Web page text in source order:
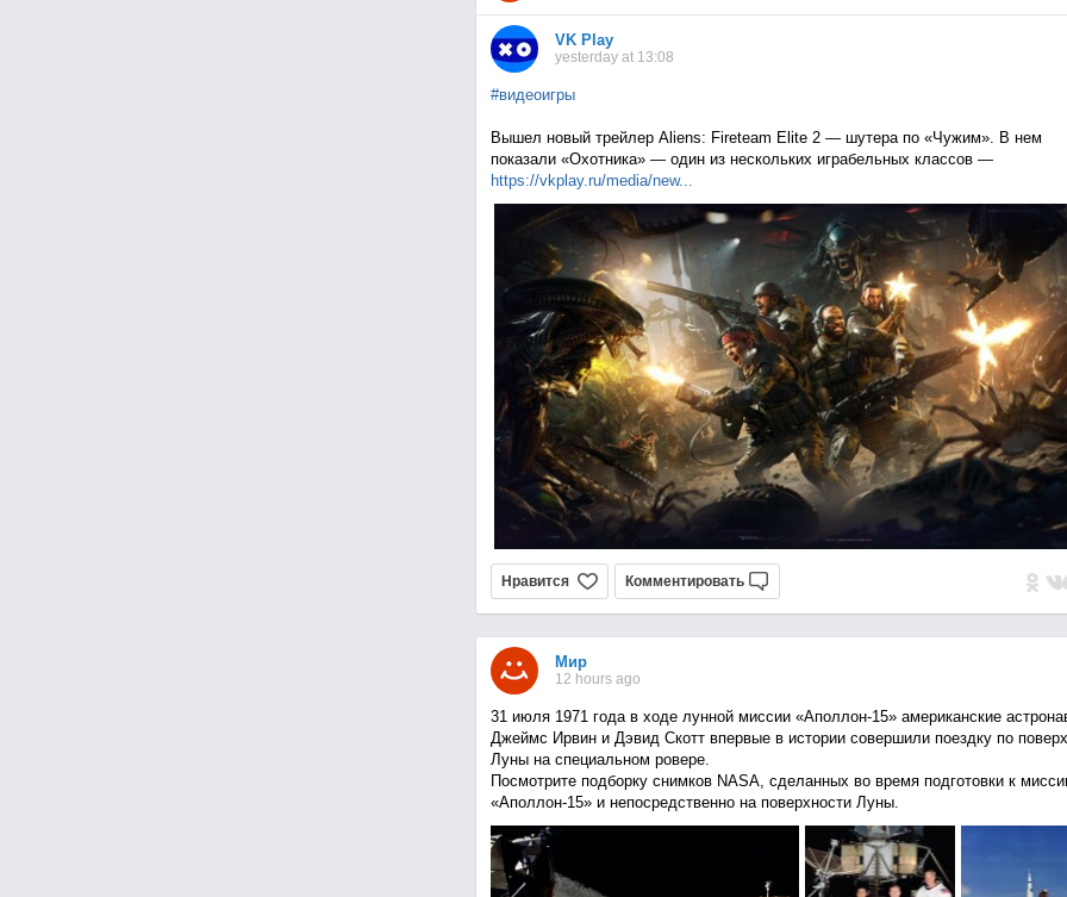
VK Play
yesterday at 13:08
#видеоигры
Вышел новый трейлер Aliens: Fireteam Elite 2 — шутера по «Чужим». В нем
показали «Охотника» — один из нескольких играбельных классов —
https://vkplay.ru/media/new...
Нравится Комментировать
Мир
12 hours ago
31 июля 1971 года в ходе лунной миссии «Аполлон-15» американские
Джеймс Ирвин и Дэвид Скотт впервые в истории совершили поездку по
Луны на специальном ровере.
Посмотрите подборку снимков NASA, сделанных во время подготовки к
«Аполлон-15» и непосредственно на поверхности Луны.